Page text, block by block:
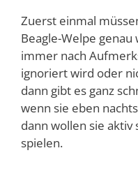
Zuerst einmal
Beagle-Welpe genau
immer nach
ignoriert wird oder
dann gibt es ganz
wenn sie eben
dann wollen sie
spielen.